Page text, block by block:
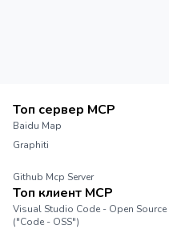
Топ сервер MCP
Baidu Map
Graphiti
Github Mcp Server
Топ клиент MCP
Visual Studio Code - Open Source
("Code - OSS")